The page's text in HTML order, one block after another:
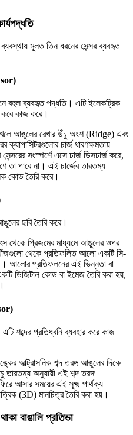
মূলত তিন ধরনের সেন্সর ব্যবহৃত
বহুল ব্যবহৃত পদ্ধতি। এটি ইলেকট্রিক
করে কাজ করে।
আঙুলের রেখার উঁচু অংশ (Ridge) এবং
ক্যাপাসিটরগুলোর চার্জ ধারণক্ষমতায়
সংস্পর্শে এসে চার্জ ডিসচার্জ করে,
তা পারে না। এই চার্জের তারতম্য
কোড তৈরি করে।
ছবি তৈরি করে।
থেকে প্রিজমের মাধ্যমে আঙুলের ওপর
থেকে প্রতিফলিত আলো একটি সি-
আলোর প্রতিফলনের এই ভিন্নতা বা
একটি ডিজিটাল কোড বা ইমেজ তৈরি করা হয়,
শব্দের প্রতিধ্বনি ব্যবহার করে কাজ
আল্ট্রাসনিক শব্দ তরঙ্গ আঙুলের দিকে
তারতম্য অনুযায়ী এই শব্দ তরঙ্গ
আসার সময়ের এই সূক্ষ্ম পার্থক্য
(3D) মানচিত্র তৈরি করা হয়।
বাঙালি প্রতিভা